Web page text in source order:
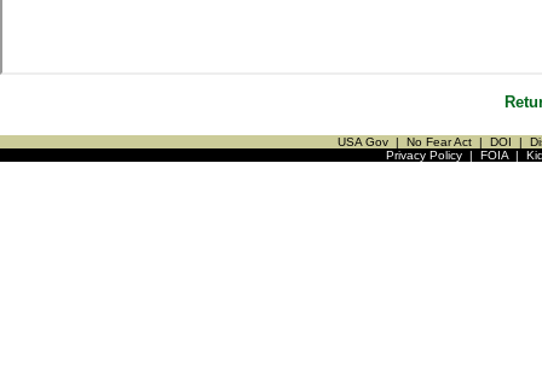
USA Gov | No Fear Act | DOI |
Privacy Policy| FOIA|